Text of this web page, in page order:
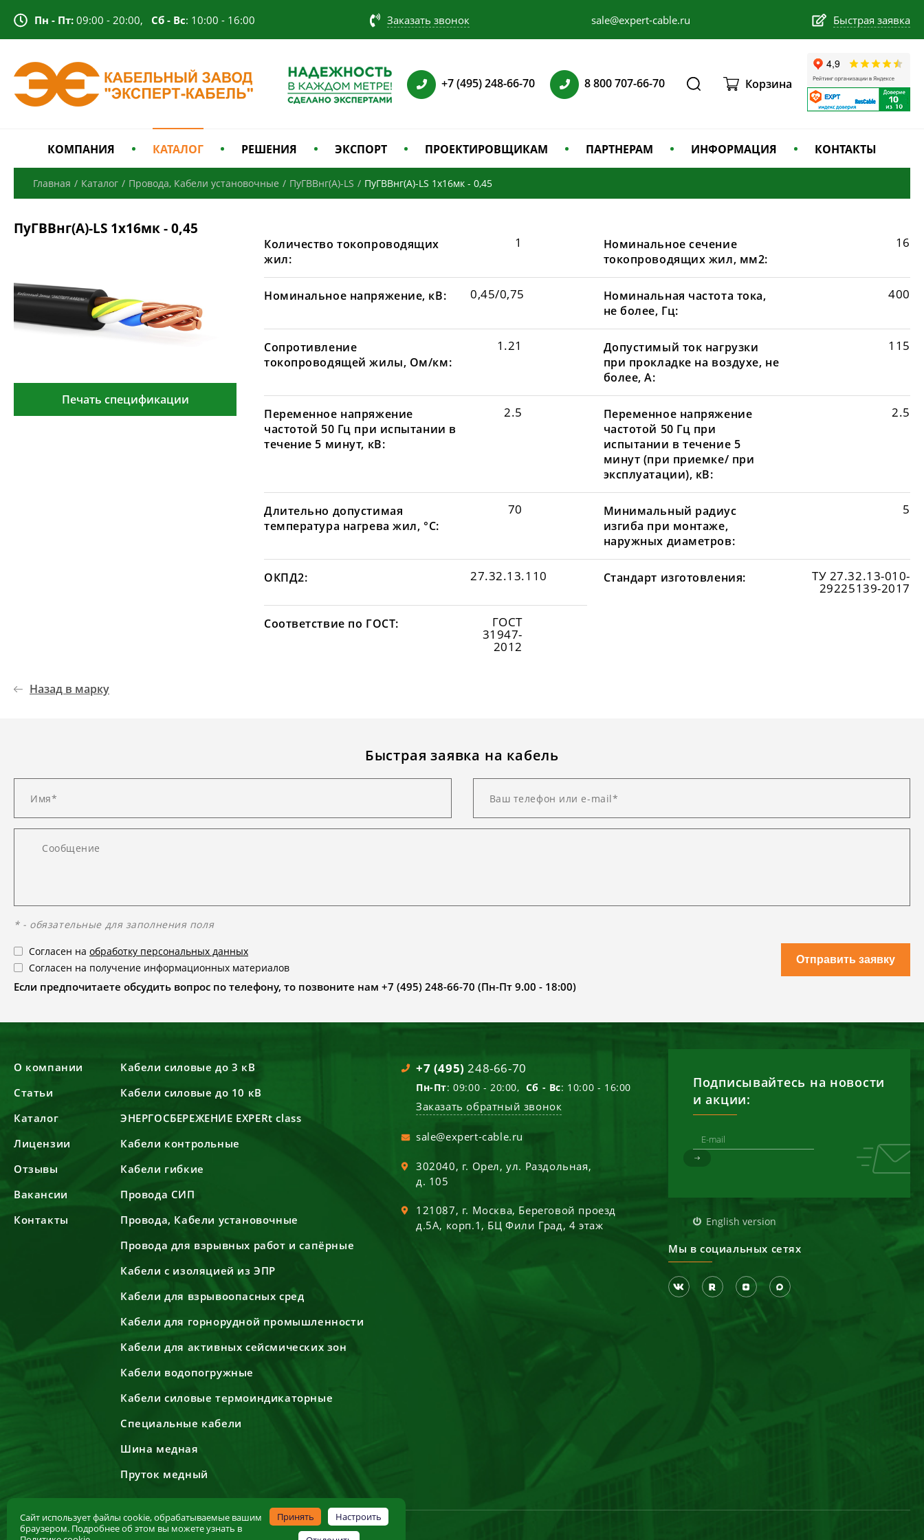
Пн - Пт: 09:00 - 20:00, Сб - Вс: 10:00 - 16:00 Заказать звонок sale@expert-cable.ru Быстрая заявка
+7 (495) 248-66-70 8 800 707-66-70 Корзина
КОМПАНИЯ КАТАЛОГ РЕШЕНИЯ ЭКСПОРТ ПРОЕКТИРОВЩИКАМ ПАРТНЕРАМ ИНФОРМАЦИЯ КОНТАКТЫ
Главная / Каталог / Провода, Кабели установочные / ПуГВВнг(А)-LS / ПуГВВнг(A)-LS 1х16мк - 0,45
ПуГВВнг(A)-LS 1х16мк - 0,45
Печать спецификации
Количество токопроводящих
жил:
1
Номинальное сечение
токопроводящих жил, мм2:
16
Номинальное напряжение, кВ: 0,45/0,75
Номинальная частота тока,
не более, Гц:
400
Сопротивление
токопроводящей жилы, Ом/км:
1.21
Допустимый ток нагрузки
при прокладке на воздухе, не
более, А:
115
Переменное напряжение
частотой 50 Гц при испытании в
течение 5 минут, кВ:
2.5
Переменное напряжение
частотой 50 Гц при
испытании в течение 5
минут (при приемке/ при
эксплуатации), кВ:
2.5
Длительно допустимая
температура нагрева жил, °С:
70
Минимальный радиус
изгиба при монтаже,
наружных диаметров:
5
ОКПД2: 27.32.13.110 Стандарт изготовления: ТУ 27.32.13-010-
29225139-2017
Соответствие по ГОСТ: ГОСТ
31947-
2012
Назад в марку
Быстрая заявка на кабель
* - обязательные для заполнения поля
Согласен на обработку персональных данных
Согласен на получение информационных материалов
Если предпочитаете обсудить вопрос по телефону, то позвоните нам +7 (495) 248-66-70 (Пн-Пт 9.00 - 18:00)
Отправить заявку
О компании
Статьи
Каталог
Лицензии
Отзывы
Вакансии
Контакты
Кабели силовые до 3 кВ
Кабели силовые до 10 кВ
ЭНЕРГОСБЕРЕЖЕНИЕ EXPERt class
Кабели контрольные
Кабели гибкие
Провода СИП
Провода, Кабели установочные
Провода для взрывных работ и сапёрные
Кабели с изоляцией из ЭПР
Кабели для взрывоопасных сред
Кабели для горнорудной промышленности
Кабели для активных сейсмических зон
Кабели водопогружные
Кабели силовые термоиндикаторные
Специальные кабели
Шина медная
Пруток медный
+7 (495) 248-66-70
Пн-Пт: 09:00 - 20:00, Сб - Вс: 10:00 - 16:00
Заказать обратный звонок
sale@expert-cable.ru
302040, г. Орел,ул. Раздольная,
д. 105
121087, г. Москва, Береговой проезд
д.5А, корп.1, БЦ Фили Град, 4 этаж
Подписывайтесь на новости
и акции:
English version
Мы в социальных сетях
Сайт использует файлы cookie, обрабатываемые вашим
браузером. Подробнее об этом вы можете узнать в
Принять
Настроить